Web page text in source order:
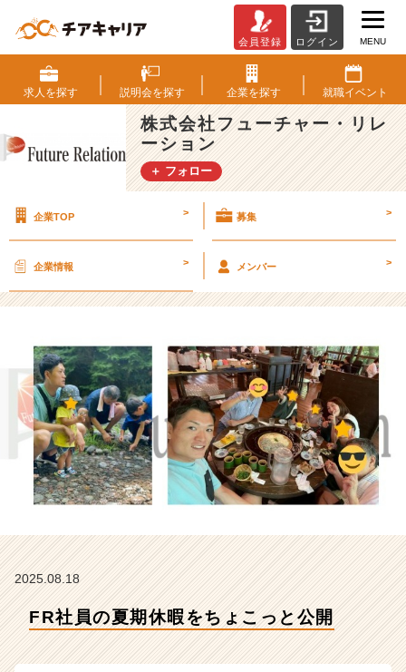
R
社
員
の
夏
期
休
ち
っ
開
【株
式
会
社
フ
ュ
ー
チ
シ
会員登録 ログイン MENU
求人を探す 説明会を探す 企業を探す 就職イベント
株式会社フューチャー・リレ
ーション
＋ フォロー
企業TOP > 募集 >
企業情報 > メンバー >
2025.08.18
FR社員の夏期休暇をちょこっと公開